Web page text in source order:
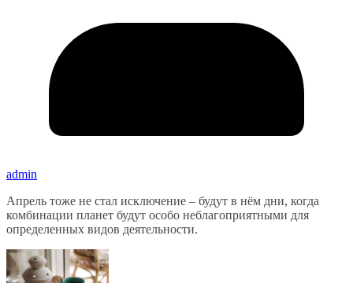
admin
Апрель тоже не стал исключение – будут в нём дни, когда
комбинации планет будут особо неблагоприятными для
определенных видов деятельности.